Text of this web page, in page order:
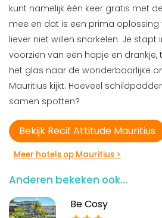
kunt namelijk één keer gratis met
mee en dat is een prima
liever niet willen snorkelen. Je
voorzien van een hapje en drankje,
het glas naar de wonderbaarlijke
Mauritius kijkt. Hoeveel
samen spotten?
Bekijk Recif Attitude Mauritius
Meer hotels op Mauritius >
Anderen bekeken ook...
Be Cosy